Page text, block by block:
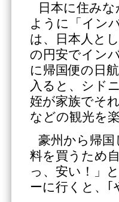
日本に住み
ように「イン
は、日本人と
の円安でイン
に帰国便の日
入ると、シド
姪が家族でそ
などの観光を
豪州から帰
料を買うため
っ、安い！」
ーに行くと、